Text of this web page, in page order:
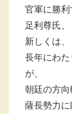
官軍に勝
足利尊氏、
新しくは、
長年にわ
が、
朝廷の方
薩長勢力に